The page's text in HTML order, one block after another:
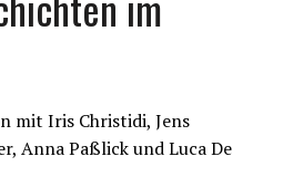
mit Iris Christidi, Jens
Anna Paßlick und Luca De